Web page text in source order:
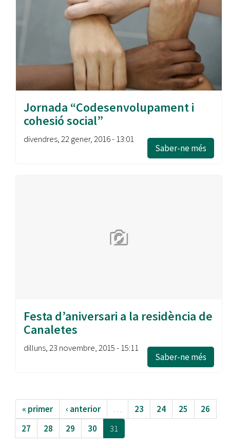
Jornada “Codesenvolupament i
cohesió social”
divendres, 22 gener, 2016 - 13:01
Saber-ne més
Festa d’aniversari a la residència de
Canaletes
dilluns, 23 novembre, 2015 - 15:11
Saber-ne més
« primer ‹ anterior … 23 24 25
26
27
28 29 30 31